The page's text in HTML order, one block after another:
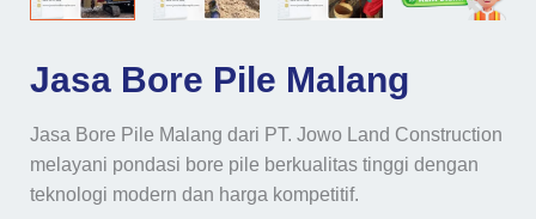
Jasa Bore Pile Malang
Jasa Bore Pile Malang dari PT. Jowo Land Construction
melayani pondasi bore pile berkualitas tinggi dengan
teknologi modern dan harga kompetitif.